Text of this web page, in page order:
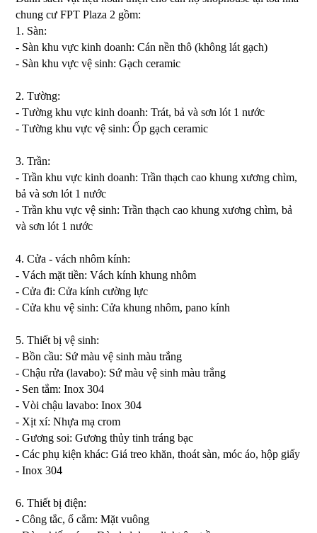
chung cư FPT Plaza 2 gồm:
1. Sàn:
- Sàn khu vực kinh doanh: Cán nền thô (không lát gạch)
- Sàn khu vực vệ sinh: Gạch ceramic
2. Tường:
- Tường khu vực kinh doanh: Trát, bả và sơn lót 1 nước
- Tường khu vực vệ sinh: Ốp gạch ceramic
3. Trần:
- Trần khu vực kinh doanh: Trần thạch cao khung xương chìm,
bả và sơn lót 1 nước
- Trần khu vực vệ sinh: Trần thạch cao khung xương chìm, bả
và sơn lót 1 nước
4. Cửa - vách nhôm kính:
- Vách mặt tiền: Vách kính khung nhôm
- Cửa đi: Cửa kính cường lực
- Cửa khu vệ sinh: Cửa khung nhôm, pano kính
5. Thiết bị vệ sinh:
- Bồn cầu: Sứ màu vệ sinh màu trắng
- Chậu rửa (lavabo): Sứ màu vệ sinh màu trắng
- Sen tắm: Inox 304
- Vòi chậu lavabo: Inox 304
- Xịt xí: Nhựa mạ crom
- Gương soi: Gương thủy tinh tráng bạc
- Các phụ kiện khác: Giá treo khăn, thoát sàn, móc áo, hộp giấy
- Inox 304
6. Thiết bị điện:
- Công tắc, ổ cắm: Mặt vuông